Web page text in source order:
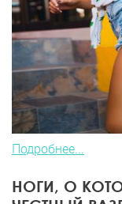
Подробнее...
НОГИ, О